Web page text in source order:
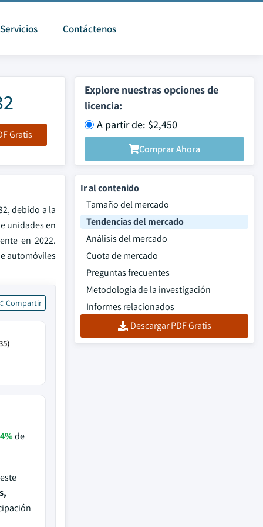
Contáctenos
Gratis
Explore nuestras opciones de
licencia:
A partir de: $2,450
Comprar Ahora
debido a la
unidades en
en 2022.
automóviles
Compartir
de
Ir al contenido
Tamaño del mercado
Tendencias del mercado
Análisis del mercado
Cuota de mercado
Preguntas frecuentes
Metodología de la investigación
Informes relacionados
Descargar PDF Gratis